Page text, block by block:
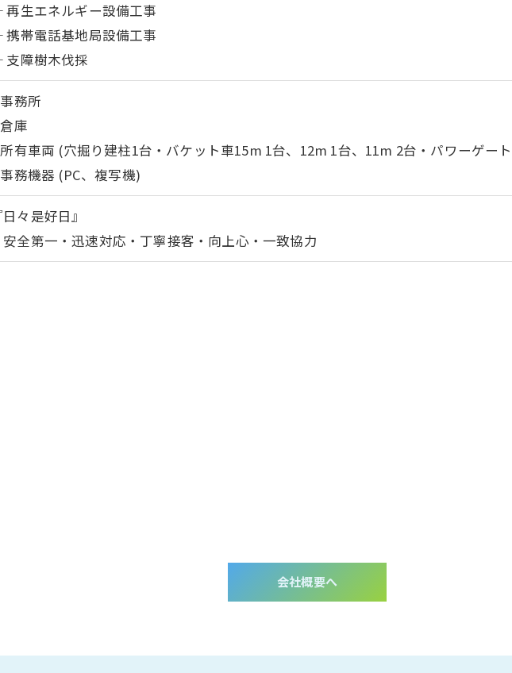
再生エネルギー設備工事
携帯電話基地局設備工事
支障樹木伐採
務所
庫
有車両 (穴掘り建柱1台・バケット車15m 1台、12m 1台、11m 2台・パワーゲー
務機器 (PC、複写機)
日々是好日』
安全第一・迅速対応・丁寧接客・向上心・一致協力
会社概要へ